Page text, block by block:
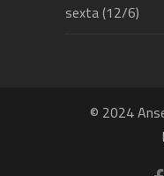
sexta (12/6)
© 2024